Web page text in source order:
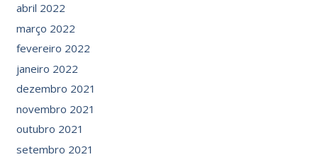
abril 2022
março 2022
fevereiro 2022
janeiro 2022
dezembro 2021
novembro 2021
outubro 2021
setembro 2021